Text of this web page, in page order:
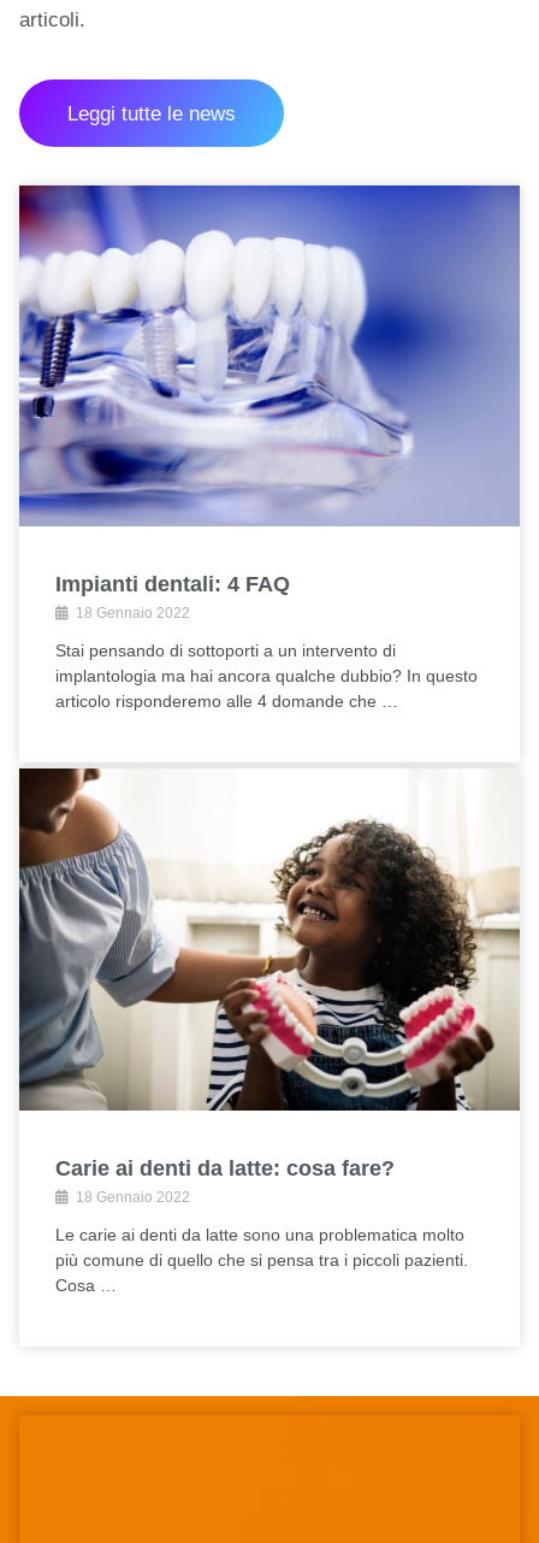
articoli.
Leggi tutte le news
Impianti dentali: 4 FAQ
18 Gennaio 2022
Stai pensando di sottoporti a un intervento di
implantologia ma hai ancora qualche dubbio? In questo
articolo risponderemo alle 4 domande che …
Carie ai denti da latte: cosa fare?
18 Gennaio 2022
Le carie ai denti da latte sono una problematica molto
più comune di quello che si pensa tra i piccoli pazienti.
Cosa …